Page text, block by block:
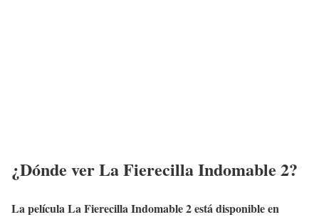
¿Dónde ver La Fierecilla Indomable 2?
La película La Fierecilla Indomable 2 está disponible en